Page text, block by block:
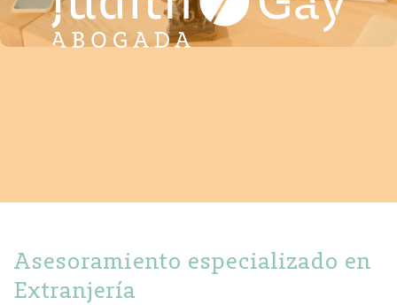
Asesoramiento especializado en
Extranjería